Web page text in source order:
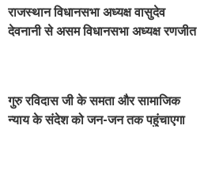
राजस्थान विधानसभा अध्यक्ष वासुदेव
देवनानी से असम विधानसभा अध्यक्ष रणजीत
गुरु रविदास जी के समता और सामाजिक
न्याय के संदेश को जन-जन तक पहुंचाएगा